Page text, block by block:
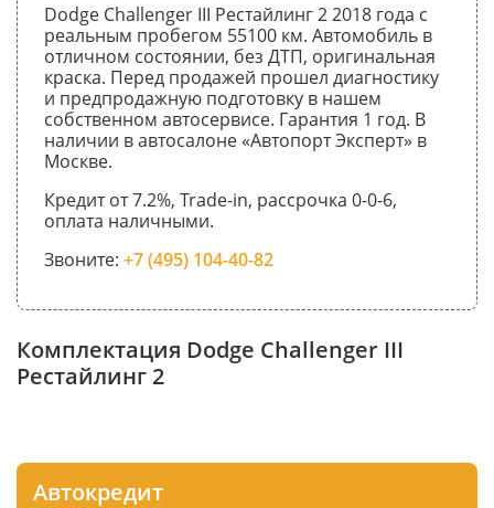
Dodge Challenger III Рестайлинг 2 2018 года с
реальным пробегом 55100 км. Автомобиль в
отличном состоянии, без ДТП, оригинальная
краска. Перед продажей прошел диагностику
и предпродажную подготовку в нашем
собственном автосервисе. Гарантия 1 год. В
наличии в автосалоне «Автопорт Эксперт» в
Москве.
Кредит от 7.2%, Trade-in, рассрочка 0-0-6,
оплата наличными.
Звоните: +7 (495) 104-40-82
Комплектация Dodge Challenger III
Рестайлинг 2
Автокредит